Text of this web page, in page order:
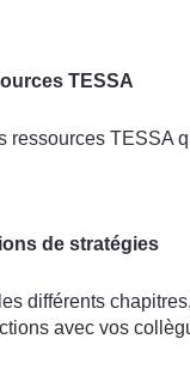
TESSA
ressources TESSA
de stratégies
différents
avec vos